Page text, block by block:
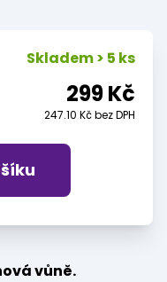
Skladem > 5 ks
299 Kč
247.10 Kč bez DPH
vůně.